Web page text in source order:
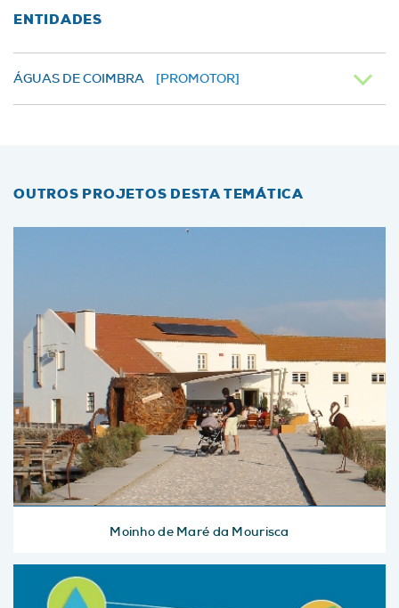
ENTIDADES
ÁGUAS DE COIMBRA [PROMOTOR]
OUTROS PROJETOS DESTA TEMÁTICA
Moinho de Maré da Mourisca